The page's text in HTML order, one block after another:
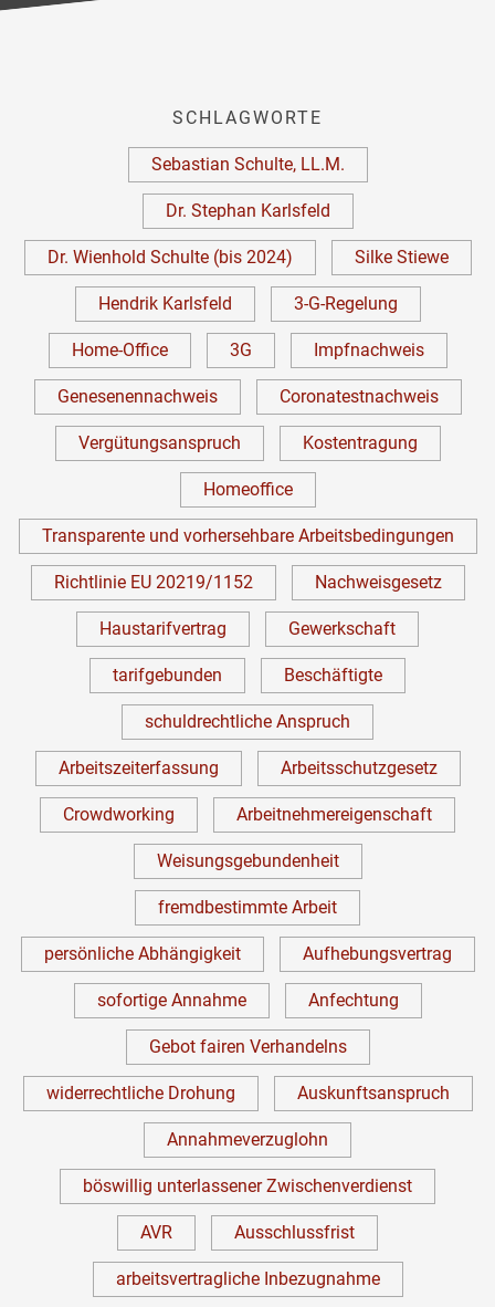
SCHLAGWORTE
Sebastian Schulte, LL.M.
Dr. Stephan Karlsfeld
Dr. Wienhold Schulte (bis 2024) Silke Stiewe
Hendrik Karlsfeld 3-G-Regelung
Home-Office 3G Impfnachweis
Genesenennachweis Coronatestnachweis
Vergütungsanspruch Kostentragung
Homeoffice
Transparente und vorhersehbare Arbeitsbedingungen
Richtlinie EU 20219/1152 Nachweisgesetz
Haustarifvertrag Gewerkschaft
tarifgebunden Beschäftigte
schuldrechtliche Anspruch
Arbeitszeiterfassung Arbeitsschutzgesetz
Crowdworking Arbeitnehmereigenschaft
Weisungsgebundenheit
fremdbestimmte Arbeit
persönliche Abhängigkeit Aufhebungsvertrag
sofortige Annahme Anfechtung
Gebot fairen Verhandelns
widerrechtliche Drohung Auskunftsanspruch
Annahmeverzuglohn
böswillig unterlassener Zwischenverdienst
AVR Ausschlussfrist
arbeitsvertragliche Inbezugnahme